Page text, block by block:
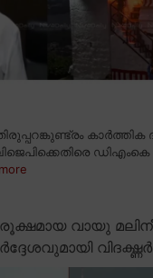
കാർത്തിക
വായു
വിദഗ്ദ്ധർ